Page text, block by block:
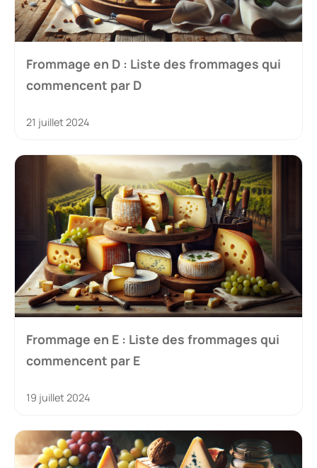
Frommage en D : Liste des frommages qui
commencent par D
21 juillet 2024
Frommage en E : Liste des frommages qui
commencent par E
19 juillet 2024